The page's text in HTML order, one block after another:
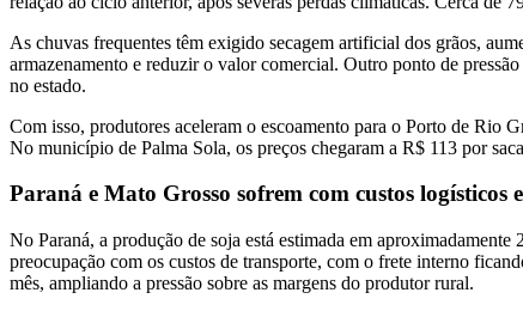
As chuvas frequentes têm exigido secagem artificial dos grãos,
armazenamento e reduzir o valor comercial. Outro ponto de
no estado.
Com isso, produtores aceleram o escoamento para o Porto de Rio
No município de Palma Sola, os preços chegaram a R$ 113 por
Paraná e Mato Grosso sofrem com custos logísticos
No Paraná, a produção de soja está estimada em
preocupação com os custos de transporte, com o frete interno
mês, ampliando a pressão sobre as margens do produtor rural.